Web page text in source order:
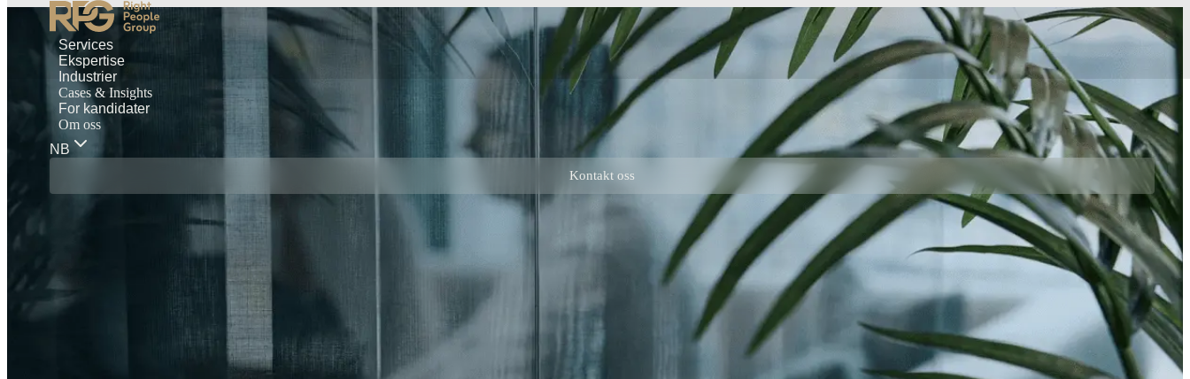
Services
Ekspertise
Industrier
Cases & Insights
For kandidater
Om oss
NB
Kontakt oss